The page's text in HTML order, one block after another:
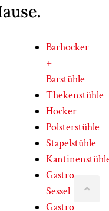
Barhocker
+
Barstühle
Thekenstühle
Hocker
Polsterstühle
Stapelstühle
Gastro
Sessel
Gastro